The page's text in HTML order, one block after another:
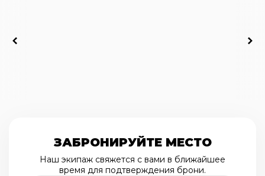
ЗАБРОНИРУЙТЕ МЕСТО
Наш экипаж свяжется с вами в ближайшее
время для подтверждения брони.